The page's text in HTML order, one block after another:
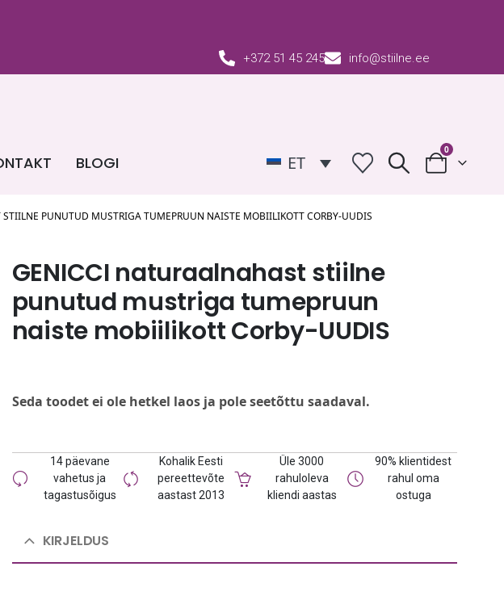
info@stiilne.ee
+372 51 45 245
BLOGI ET
0
PUNUTUD MUSTRIGA TUMEPRUUN NAISTE MOBIILIKOTT CORBY-UUDIS
GENICCI naturaalnahast stiilne
punutud mustriga tumepruun
naiste mobiilikott Corby-UUDIS
Seda toodet ei ole hetkel laos ja pole seetõttu saadaval.
14 päevane
vahetus ja
tagastusõigus
Kohalik Eesti
pereettevõte
aastast 2013
Üle 3000
rahuloleva
kliendi aastas
90% klientidest
rahul oma
ostuga
KIRJELDUS